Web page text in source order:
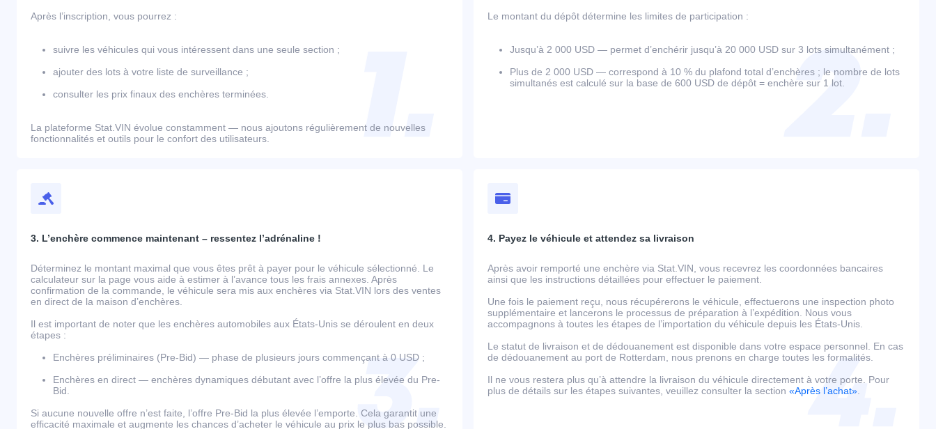
Après l’inscription, vous pourrez :
suivre les véhicules qui vous intéressent dans une seule section ;
ajouter des lots à votre liste de surveillance ;
consulter les prix finaux des enchères terminées.
La plateforme Stat.VIN évolue constamment — nous ajoutons régulièrement de nouvelles
fonctionnalités et outils pour le confort des utilisateurs.
Le montant du dépôt détermine les limites de participation :
Jusqu’à 2 000 USD — permet d’enchérir jusqu’à 20 000 USD sur 3 lots simultanément ;
Plus de 2 000 USD — correspond à 10 % du plafond total d’enchères ; le nombre de lots
simultanés est calculé sur la base de 600 USD de dépôt = enchère sur 1 lot.
3. L’enchère commence maintenant – ressentez l’adrénaline !
Déterminez le montant maximal que vous êtes prêt à payer pour le véhicule sélectionné. Le
calculateur sur la page vous aide à estimer à l’avance tous les frais annexes. Après
confirmation de la commande, le véhicule sera mis aux enchères via Stat.VIN lors des ventes
en direct de la maison d’enchères.
Il est important de noter que les enchères automobiles aux États-Unis se déroulent en deux
étapes :
Enchères préliminaires (Pre-Bid) — phase de plusieurs jours commençant à 0 USD ;
Enchères en direct — enchères dynamiques débutant avec l’offre la plus élevée du Pre-
Bid.
Si aucune nouvelle offre n’est faite, l’offre Pre-Bid la plus élevée l’emporte. Cela garantit une
efficacité maximale et augmente les chances d’acheter le véhicule au prix le plus bas possible.
4. Payez le véhicule et attendez sa livraison
Après avoir remporté une enchère via Stat.VIN, vous recevrez les coordonnées bancaires
ainsi que les instructions détaillées pour effectuer le paiement.
Une fois le paiement reçu, nous récupérerons le véhicule, effectuerons une inspection photo
supplémentaire et lancerons le processus de préparation à l’expédition. Nous vous
accompagnons à toutes les étapes de l’importation du véhicule depuis les États-Unis.
Le statut de livraison et de dédouanement est disponible dans votre espace personnel. En cas
de dédouanement au port de Rotterdam, nous prenons en charge toutes les formalités.
Il ne vous restera plus qu’à attendre la livraison du véhicule directement à votre porte. Pour
plus de détails sur les étapes suivantes, veuillez consulter la section «Après l’achat»